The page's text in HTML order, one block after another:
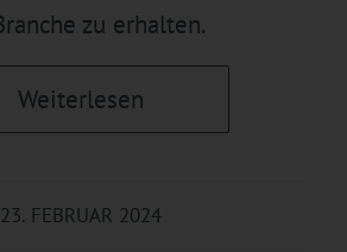
zu erhalten.
Weiterlesen
23. FEBRUAR 2024